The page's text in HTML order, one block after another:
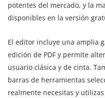
potentes del mercado, y la
disponibles en la versión
El editor incluye una amplia
edición de PDF y permite
usuario clásica y de cinta.
barras de herramientas
realmente necesitas y